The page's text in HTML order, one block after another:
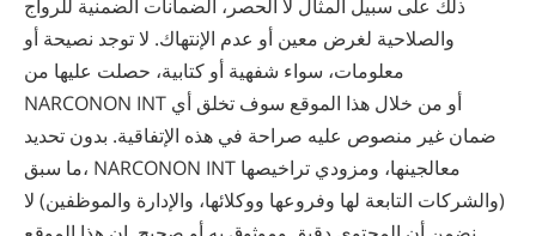
ذلك على سبيل المثال لا الحصر، الضمانات الضمنية للرواج
والصلاحية لغرض معين أو عدم الإنتهاك. لا توجد نصيحة أو
معلومات، سواء شفهية أو كتابية، حصلت عليها من
NARCONON INT أو من خلال هذا الموقع سوف تخلق أي
ضمان غير منصوص عليه صراحة في هذه الإتفاقية. بدون تحديد
ما سبق، NARCONON INT معالجينها، ومزودي تراخيصها
(والشركات التابعة لها وفروعها ووكلائها، والإدارة والموظفين) لا